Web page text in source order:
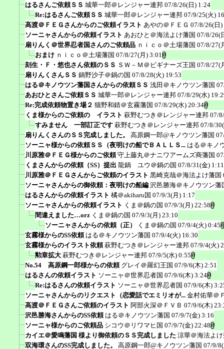
はるさんご依頼ＳＳ 城華一郎＠レンジャー連邦 07/8/26(日) 1:24
Re:はるさんご依頼ＳＳ 城華一郎＠レンジャー連邦 07/9/25(火)
高渡＠ＦＥＧさんからのご依頼イラスト あやの＠ＦＥＧ 07/8/26(日)
ソーニャさんからの依頼イラスト あおひと＠海法よけ藩国 07/8/26(
扇りんく＠世界忍者国さんのご依頼品 ｎｉｃｏ＠土場藩国 07/8/27(
おまけ ｎｉｃｏ＠土場藩国 07/8/27(月) 3:01
刻生・Ｆ・悠也さん依頼のＳＳ ＳＷ－Ｍ＠ビギナーズ王国 07/8/27(
扇りんくさんＳＳ 鍋野沙子＠鍋の国 07/8/28(火) 19:53
はる＠キノウツン藩国さんからの依頼ＳＳ 浅田＠キノウツン藩国
あおひとさんご依頼ＳＳ 城華一郎＠レンジャー連邦 07/8/29(水)
Re:完成依頼物置き場２ 猫野和錆＠玄霧藩国 07/8/29(水) 20:34
くま様からのご依頼の イラスト 萩野むつき＠レンジャー連邦 07/
すみません 一部訂正です 萩野むつき＠レンジャー連邦 07/8/
扇りんくさんのＳＳ完成しました。
高原鋼一郎@キノウツン藩国
ソーニャ様からの依頼ＳＳ（夜明けの船でＢＡＬＬＳ... はる＠キノ
川原雅＠ＦＥＧ様からのご依頼 守上藤丸＠ナニワアームズ商藩国
くまさんからの依頼（SS）提出 龍鍋 ユウ＠鍋の国 07/8/31(金) 1:11
川原雅＠ＦＥＧさんからご依頼のイラスト 黒崎克哉＠海法よけ藩国
ソーニャさんからの御依頼：夜明けの船編 沢邑勝海＠キノウツン藩
はるさんからの依頼イラスト 橘＠akiharu国 07/9/3(月) 1:17
ソーニャさんからの依頼イラスト くま＠鍋の国 07/9/3(月) 22:58
間違えました…orz くま＠鍋の国 07/9/3(月) 23:10
ソーニャさんからの依頼（正）
くま＠鍋の国 07/9/4(火) 0:45
玄霧様からのSS依頼 はる＠キノウツン藩国 07/9/4(火) 16:30
玄霧様からのイラスト依頼 萩野むつき＠レンジャー連邦 07/9/4(火)
勲章拡大 萩野むつき＠レンジャー連邦 07/9/5(水) 0:55
No.54 高原鋼一郎様からの依頼 グレイ＠羅幻王国 07/9/6(木) 2:51
はるさんの依頼イラスト ソーニャ＠世界忍者国 07/9/6(木) 3:24
Re:はるさんの依頼イラスト ソーニャ＠世界忍者国 07/9/6(木)
ソーニャさんからのリクエスト（恋愛話でエミリオが... 金村佑華＠
高渡＠ＦＥＧさんご依頼のイラスト 阿部火深＠ＦＶＢ 07/9/6(木)
沢邑勝海さんからのSS依頼 はる＠キノウツン藩国 07/9/7(金) 3:16
ソーニャ様からのご依頼品 シコウ＠リワマヒ国 07/9/7(金) 22:48
カイエ＠愛鳴藩国 様より御依頼のＳＳ完成しました 涼華＠海法よ
双海環さんのSS完成しました。
高原鋼一郎@キノウツン藩国 07/9/